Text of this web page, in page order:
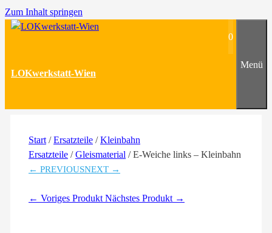
Zum Inhalt springen
LOKwerkstatt-Wien
0
Menü
Start /Ersatzteile /Kleinbahn
Ersatzteile /Gleismaterial / E-Weiche links – Kleinbahn
← PREVIOUSNEXT →
← Voriges Produkt Nächstes Produkt →